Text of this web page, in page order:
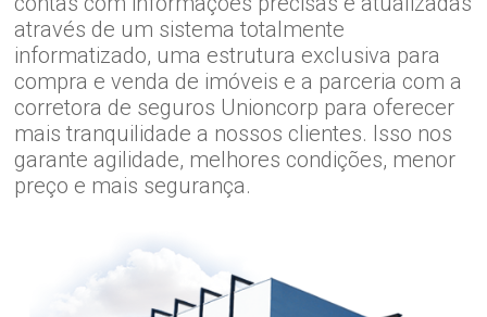
através de um sistema totalmente
informatizado, uma estrutura exclusiva para
compra e venda de imóveis e a parceria com a
corretora de seguros Unioncorp para oferecer
mais tranquilidade a nossos clientes. Isso nos
garante agilidade, melhores condições, menor
preço e mais segurança.